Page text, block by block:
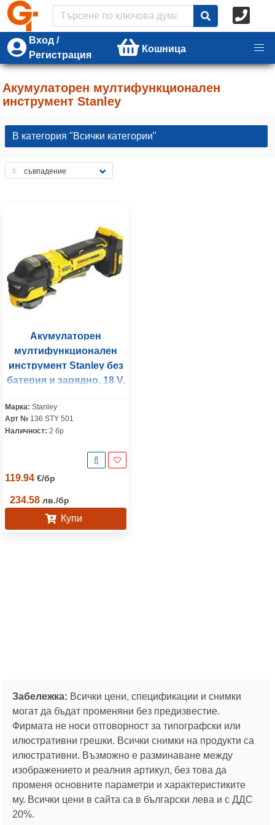
Вход /
Регистрация
Кошница
Акумулаторен мултифункционален
инструмент Stanley
В категория "Всички категории"
Акумулаторен
мултифункционален
инструмент Stanley без
батерия и зарядно, 18 V,
SFMCE510B
Марка: Stanley
Арт № 136 STY 501
Наличност: 2 бр
119.94 €/бр
234.58 лв./бр
Купи
Забележка: Всички цени, спецификации и снимки
могат да бъдат променяни без предизвестие.
Фирмата не носи отговорност за типографски или
илюстративни грешки. Всички снимки на продукти са
илюстративни. Възможно е разминаване между
изображението и реалния артикул, без това да
променя основните параметри и характеристиките
му. Всички цени в сайта са в български лева и с ДДС
20%.